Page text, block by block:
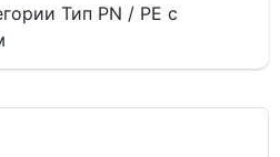
Тип PN / PE с